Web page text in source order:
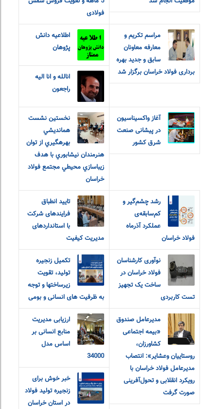
فولادی
مراسم تکریم و
معارفه‌ معاونان
سابق و جدید بهره
برداری فولاد خراسان برگزار شد
اطلاعیه دانش
پژوهان
انالله و انا الیه
راجعون
آغاز واکسیناسیون
در پیشانی صنعت
شرق کشور
نخستين نشست
همانديشي
بهرهگيري از توان
هنرمندان نيشابوري با هدف
زيباسازي محيطي مجتمع فولاد
خراسان
رشد چشم‌گیر و
کم‌سابقه‌ی
عملکرد آذرماه
فولاد خراسان
تایید انطباق
فرایندهای شرکت
با استانداردهای
مدیریت کیفیت
نوآوری کارشناسان
فولاد خراسان در
ساخت یک تجهیز
تست کاربردی
تکمیل زنجیره
تولید، تقویت
زیرساختها و توجه
به ظرفیت های انسانی و بومی
مدیرعامل صندوق
«بیمه اجتماعی
کشاورزان،
روستاییان و‌عشایر»: انتصاب
مدیرعامل فولاد خراسان با
رویکرد انقلابی و تحول‌آفرینی
صورت گرفت
ارزیابی مدیریت
منابع انسانی بر
اساس مدل
34000
خبر خوش برای
زنجیره تولید فولاد
در استان خراسان